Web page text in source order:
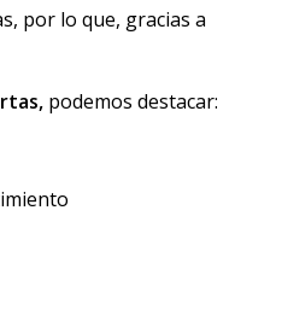
por lo que, gracias a
podemos destacar: